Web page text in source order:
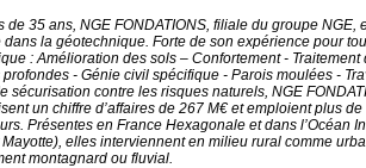
de 35 ans, NGE FONDATIONS, filiale du groupe NGE,
la géotechnique. Forte de son expérience pour
: Amélioration des sols – Confortement - Traitement
- Génie civil spécifique - Parois moulées -
sécurisation contre les risques naturels, NGE
un chiffre d’affaires de 267 M€ et emploient plus de
Présentes en France Hexagonale et dans l’Océan
elles interviennent en milieu rural comme
montagnard ou fluvial.